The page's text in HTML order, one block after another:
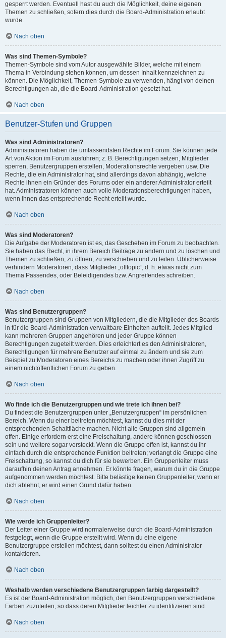
gesperrt werden. Eventuell hast du auch die Möglichkeit, deine eigenen
Themen zu schließen, sofern dies durch die Board-Administration erlaubt
wurde.
Nach oben
Was sind Themen-Symbole?
Themen-Symbole sind vom Autor ausgewählte Bilder, welche mit einem
Thema in Verbindung stehen können, um dessen Inhalt kennzeichnen zu
können. Die Möglichkeit, Themen-Symbole zu verwenden, hängt von deinen
Berechtigungen ab, die die Board-Administration gesetzt hat.
Nach oben
Benutzer-Stufen und Gruppen
Was sind Administratoren?
Administratoren haben die umfassendsten Rechte im Forum. Sie können jede
Art von Aktion im Forum ausführen; z. B. Berechtigungen setzen, Mitglieder
sperren, Benutzergruppen erstellen, Moderationsrechte vergeben usw. Die
Rechte, die ein Administrator hat, sind allerdings davon abhängig, welche
Rechte ihnen ein Gründer des Forums oder ein anderer Administrator erteilt
hat. Administratoren können auch volle Moderationsberechtigungen haben,
wenn ihnen das entsprechende Recht erteilt wurde.
Nach oben
Was sind Moderatoren?
Die Aufgabe der Moderatoren ist es, das Geschehen im Forum zu beobachten.
Sie haben das Recht, in ihrem Bereich Beiträge zu ändern und zu löschen und
Themen zu schließen, zu öffnen, zu verschieben und zu teilen. Üblicherweise
verhindern Moderatoren, dass Mitglieder „offtopic“, d. h. etwas nicht zum
Thema Passendes, oder Beleidigendes bzw. Angreifendes schreiben.
Nach oben
Was sind Benutzergruppen?
Benutzergruppen sind Gruppen von Mitgliedern, die die Mitglieder des Boards
in für die Board-Administration verwaltbare Einheiten aufteilt. Jedes Mitglied
kann mehreren Gruppen angehören und jeder Gruppe können
Berechtigungen zugeteilt werden. Dies erleichtert es den Administratoren,
Berechtigungen für mehrere Benutzer auf einmal zu ändern und sie zum
Beispiel zu Moderatoren eines Bereichs zu machen oder ihnen Zugriff zu
einem nichtöffentlichen Forum zu geben.
Nach oben
Wo finde ich die Benutzergruppen und wie trete ich ihnen bei?
Du findest die Benutzergruppen unter „Benutzergruppen“ im persönlichen
Bereich. Wenn du einer beitreten möchtest, kannst du dies mit der
entsprechenden Schaltfläche machen. Nicht alle Gruppen sind allgemein
offen. Einige erfordern erst eine Freischaltung, andere können geschlossen
sein und weitere sogar versteckt. Wenn die Gruppe offen ist, kannst du ihr
einfach durch die entsprechende Funktion beitreten; verlangt die Gruppe eine
Freischaltung, so kannst du dich für sie bewerben. Ein Gruppenleiter muss
daraufhin deinen Antrag annehmen. Er könnte fragen, warum du in die Gruppe
aufgenommen werden möchtest. Bitte belästige keinen Gruppenleiter, wenn er
dich ablehnt, er wird einen Grund dafür haben.
Nach oben
Wie werde ich Gruppenleiter?
Der Leiter einer Gruppe wird normalerweise durch die Board-Administration
festgelegt, wenn die Gruppe erstellt wird. Wenn du eine eigene
Benutzergruppe erstellen möchtest, dann solltest du einen Administrator
kontaktieren.
Nach oben
Weshalb werden verschiedene Benutzergruppen farbig dargestellt?
Es ist der Board-Administration möglich, den Benutzergruppen verschiedene
Farben zuzuteilen, so dass deren Mitglieder leichter zu identifizieren sind.
Nach oben